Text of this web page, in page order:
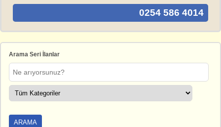
0254 586 4014
Arama Seri İlanlar